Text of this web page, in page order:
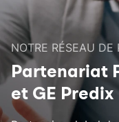
NOTRE RÉSEAU DE
Partenariat
et GE Predix